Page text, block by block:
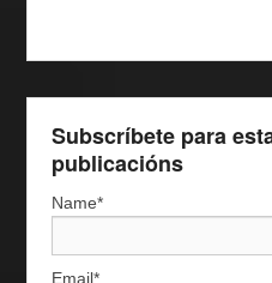
Subscríbete para
publicacións
Name*
Email*